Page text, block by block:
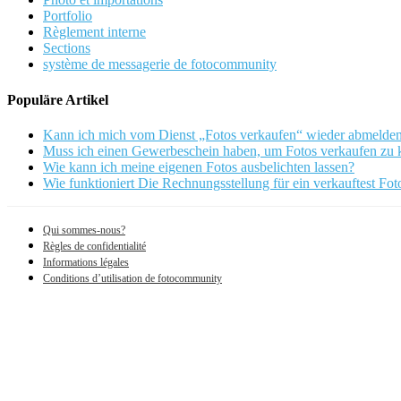
Portfolio
Règlement interne
Sections
système de messagerie de fotocommunity
Populäre Artikel
Kann ich mich vom Dienst „Fotos verkaufen“ wieder
Muss ich einen Gewerbeschein haben, um Fotos verkaufen zu
Wie kann ich meine eigenen Fotos ausbelichten lassen?
Wie funktioniert Die Rechnungsstellung für ein verkauftest
Qui sommes-nous?
Règles de confidentialité
Informations légales
Conditions d’utilisation de fotocommunity